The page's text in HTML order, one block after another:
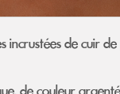
incrustées de cuir